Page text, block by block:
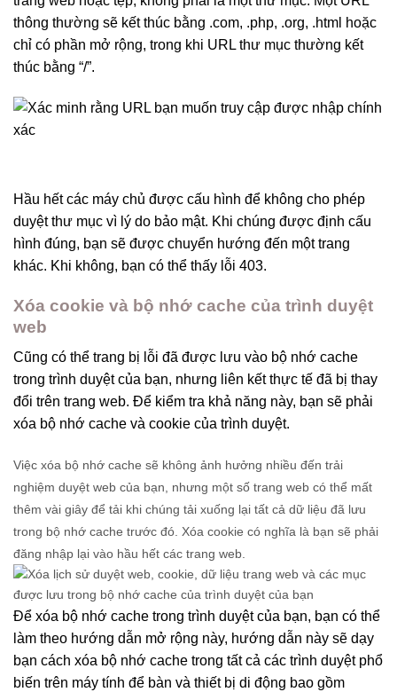
thông thường sẽ kết thúc bằng .com, .php, .org, .html hoặc
chỉ có phần mở rộng, trong khi URL thư mục thường kết
thúc bằng “/”.
Hầu hết các máy chủ được cấu hình để không cho phép
duyệt thư mục vì lý do bảo mật. Khi chúng được định cấu
hình đúng, bạn sẽ được chuyển hướng đến một trang
khác. Khi không, bạn có thể thấy lỗi 403.
Xóa cookie và bộ nhớ cache của trình duyệt
web
Cũng có thể trang bị lỗi đã được lưu vào bộ nhớ cache
trong trình duyệt của bạn, nhưng liên kết thực tế đã bị thay
đổi trên trang web. Để kiểm tra khả năng này, bạn sẽ phải
xóa bộ nhớ cache và cookie của trình duyệt.
Việc xóa bộ nhớ cache sẽ không ảnh hưởng nhiều đến trải
nghiệm duyệt web của bạn, nhưng một số trang web có thể mất
thêm vài giây để tải khi chúng tải xuống lại tất cả dữ liệu đã lưu
trong bộ nhớ cache trước đó. Xóa cookie có nghĩa là bạn sẽ phải
đăng nhập lại vào hầu hết các trang web.
Để xóa bộ nhớ cache trong trình duyệt của bạn, bạn có thể
làm theo hướng dẫn mở rộng này, hướng dẫn này sẽ dạy
bạn cách xóa bộ nhớ cache trong tất cả các trình duyệt phổ
biến trên máy tính để bàn và thiết bị di động bao gồm